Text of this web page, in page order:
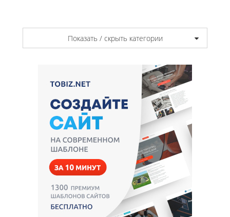
Показать / скрыть категории